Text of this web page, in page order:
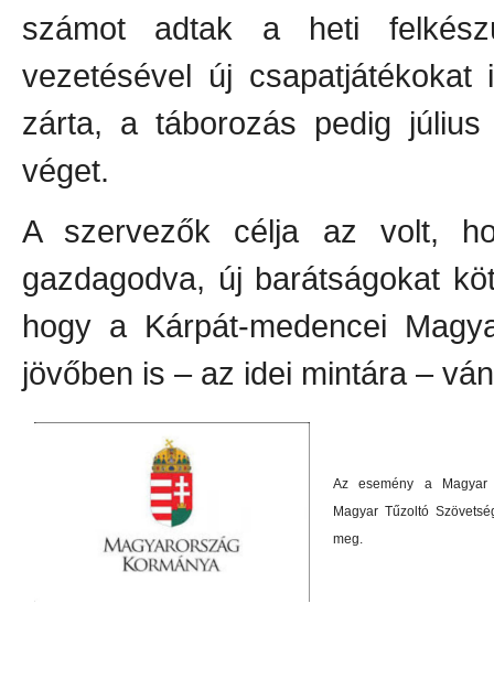
számot adtak a heti
vezetésével új
zárta, a táborozás pedig
véget.
A szervezők célja az volt,
gazdagodva, új barátságokat
hogy a Kárpát-medencei
jövőben is – az idei mintára –
Az esemény a Magyar
Magyar Tűzoltó
meg.